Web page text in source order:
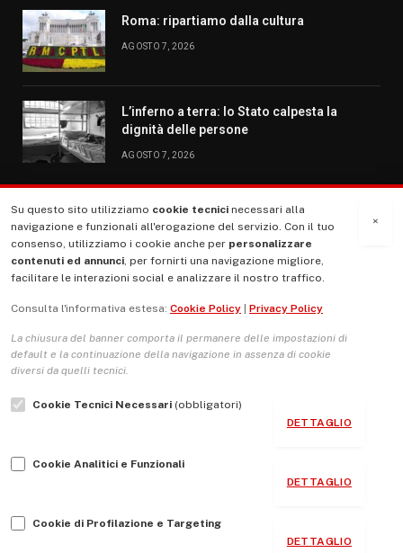
Roma: ripartiamo dalla cultura
AGOSTO 7, 2026
L’inferno a terra: lo Stato calpesta la
dignità delle persone
AGOSTO 7, 2026
MENU
La Nostra Storia
Le Copertine
L’Associazione
Indirizzo Socio Politico Culturale
Guida per le autrici e gli autori
×
Su questo sito utilizziamo cookie tecnici necessari alla
navigazione e funzionali all'erogazione del servizio. Con il tuo
consenso, utilizziamo i cookie anche per personalizzare
contenuti ed annunci, per fornirti una navigazione migliore,
facilitare le interazioni social e analizzare il nostro traffico.
Consulta l'informativa estesa: Cookie Policy Privacy Policy
La chiusura del banner comporta il permanere delle impostazioni di
default e la continuazione della navigazione in assenza di cookie
diversi da quelli tecnici.
Cookie Tecnici Necessari (obbligatori)
DETTAGLIO
Cookie Analitici e Funzionali
DETTAGLIO
Cookie di Profilazione e Targeting
DETTAGLIO